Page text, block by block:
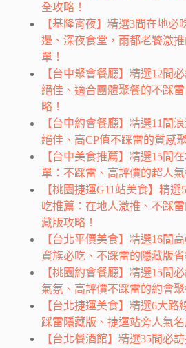
全攻略！
【基隆宵夜】精選3間在地必
邊、深夜食堂，雨都老饕激
單！
【台中聚會餐廳】精選12間
絕佳、適合團體聚餐的不踩
略！
【台中約會餐廳】精選11間
絕佳、高CP值不踩雷的質感
【台中美食推薦】精選15間
單：不踩雷、高評價的超人氣
【桃園捷運G11站美食】精
吃推薦：在地人激推、不踩
藏版攻略！
【台北平價美食】精選16間
資族必吃、不踩雷的隱藏版省
【桃園約會餐廳】精選15間
氣氛、高評價不踩雷的約會聚
【台北捷運美食】精選6大路
踩雷隱藏版、捷運站旁人氣名
【台北餐酒館】精選35間必